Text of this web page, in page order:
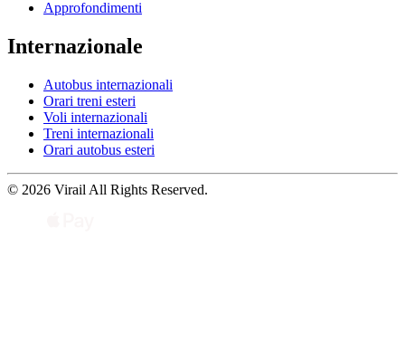
Approfondimenti
Internazionale
Autobus internazionali
Orari treni esteri
Voli internazionali
Treni internazionali
Orari autobus esteri
© 2026 Virail All Rights Reserved.